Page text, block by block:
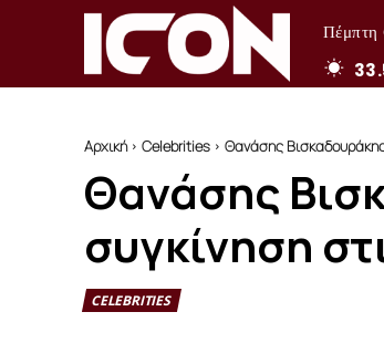
Πέμπτη
Αρχική Celebrities Θανάσης
Θανάσης
συγκίνηση
CELEBRITIES